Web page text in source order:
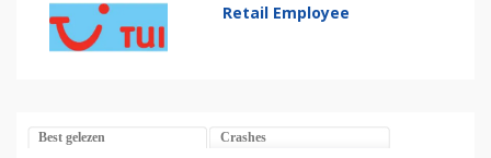
Retail Employee
Best gelezen Crashes